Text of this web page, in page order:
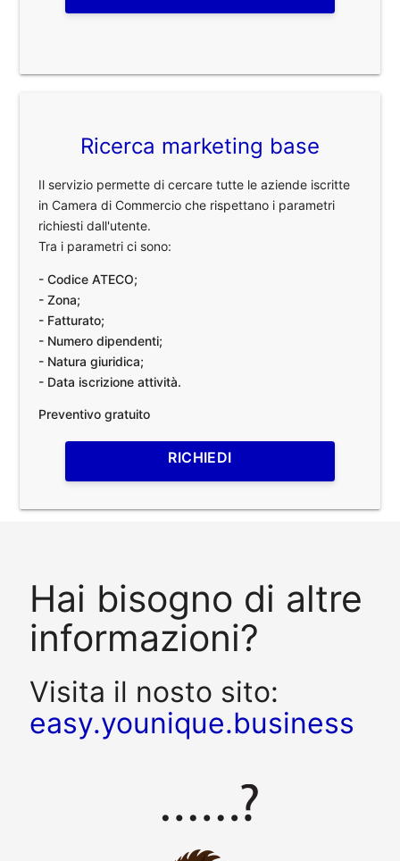
Ricerca marketing base
Il servizio permette di cercare tutte le aziende iscritte
in Camera di Commercio che rispettano i parametri
richiesti dall'utente.
Tra i parametri ci sono:
- Codice ATECO;
- Zona;
- Fatturato;
- Numero dipendenti;
- Natura giuridica;
- Data iscrizione attività.
Preventivo gratuito
RICHIEDI
Hai bisogno di altre
informazioni?
Visita il nosto sito:
easy.younique.business